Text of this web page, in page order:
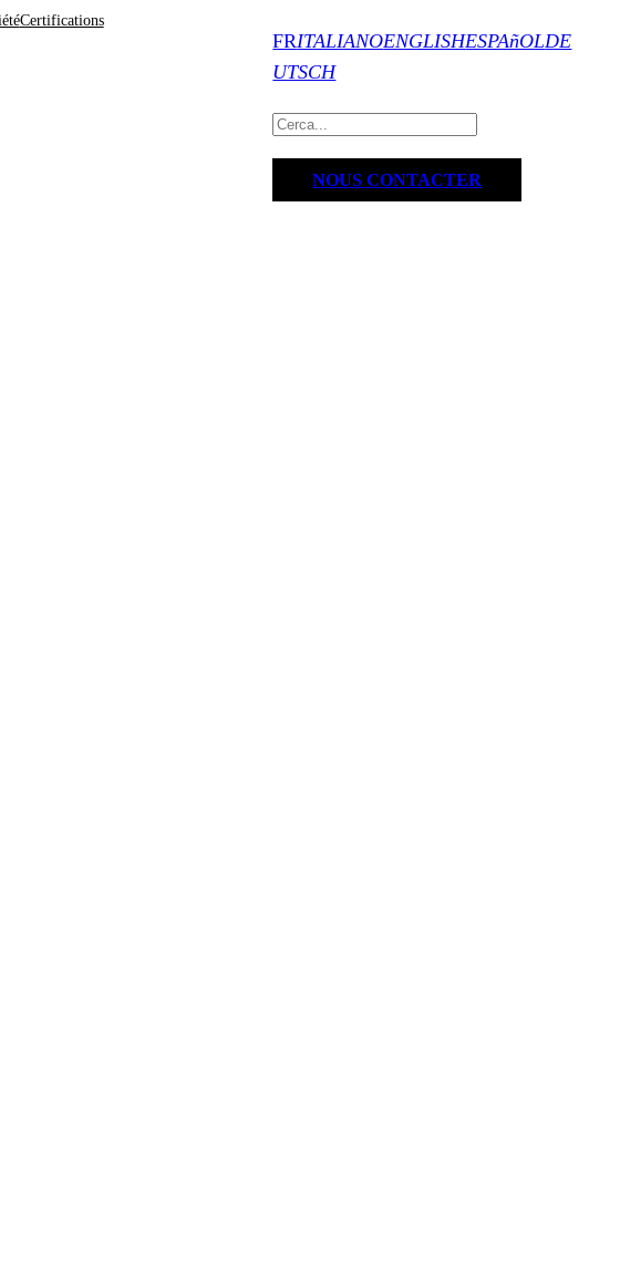
Certifications
FRITALIANOENGLISHESPAñOLDE
UTSCH
NOUS CONTACTER